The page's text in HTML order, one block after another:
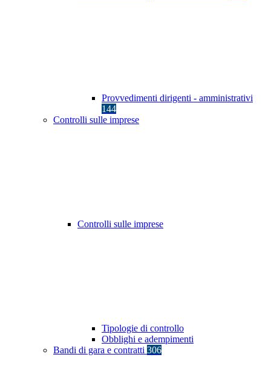
Provvedimenti dirigenti - amministrativi
144
Controlli sulle imprese
Controlli sulle imprese
Tipologie di controllo
Obblighi e adempimenti
Bandi di gara e contratti 306